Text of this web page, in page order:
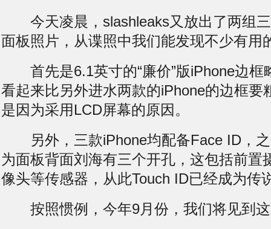
今天凌晨，slashleaks又放出了两组三
面板照片，从谍照中我们能发现不少有
首先是6.1英寸的“廉价”版iPhone边框
看起来比另外进水两款的iPhone的边框要
是因为采用LCD屏幕的原因。
另外，三款iPhone均配备Face ID，之
为面板背面刘海有三个开孔，这包括前置
像头等传感器，从此Touch ID已经成为传
按照惯例，今年9月份，我们将见到这